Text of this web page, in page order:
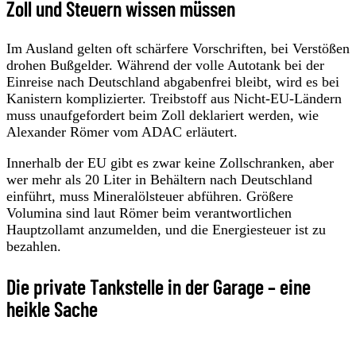
Zoll und Steuern wissen müssen
Im Ausland gelten oft schärfere Vorschriften, bei Verstößen
drohen Bußgelder. Während der volle Autotank bei der
Einreise nach Deutschland abgabenfrei bleibt, wird es bei
Kanistern komplizierter. Treibstoff aus Nicht-EU-Ländern
muss unaufgefordert beim Zoll deklariert werden, wie
Alexander Römer vom ADAC erläutert.
Innerhalb der EU gibt es zwar keine Zollschranken, aber
wer mehr als 20 Liter in Behältern nach Deutschland
einführt, muss Mineralölsteuer abführen. Größere
Volumina sind laut Römer beim verantwortlichen
Hauptzollamt anzumelden, und die Energiesteuer ist zu
bezahlen.
Die private Tankstelle in der Garage – eine
heikle Sache